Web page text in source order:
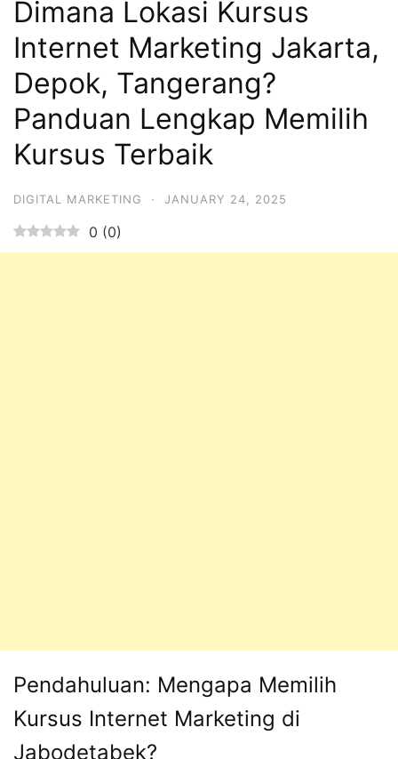
Dimana Lokasi Kursus
Internet Marketing Jakarta,
Depok, Tangerang?
Panduan Lengkap Memilih
Kursus Terbaik
DIGITAL MARKETING · JANUARY 24, 2025
0 (0)
Pendahuluan: Mengapa Memilih
Kursus Internet Marketing di
Jabodetabek?